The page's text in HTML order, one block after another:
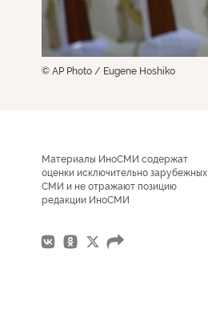
© AP Photo / Eugene Hoshiko
Материалы ИноСМИ содержат
оценки исключительно зарубежных
СМИ и не отражают позицию
редакции ИноСМИ